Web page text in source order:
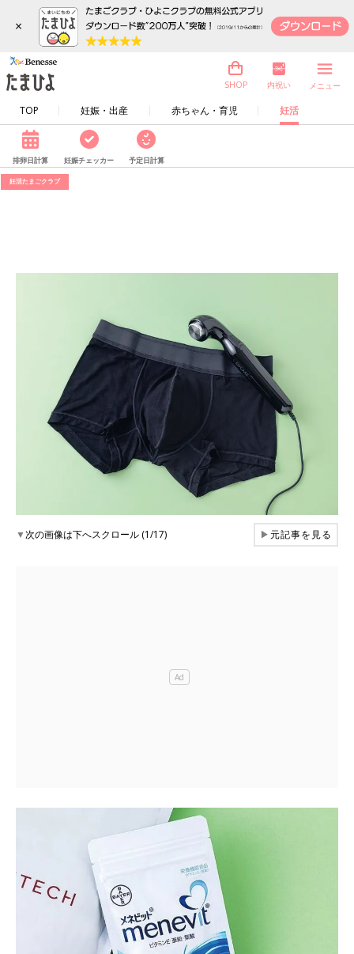
×
TOP 妊娠・出産 赤ちゃん・育児 妊活
SHOP 内祝い メニュー
排卵日計算 妊娠チェッカー 予定日計算
妊活たまごクラブ
▼次の画像は下へスクロール (1/17) ▶元記事を見る